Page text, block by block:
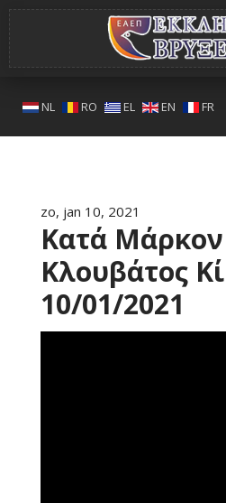
NL RO EL EN FR
zo, jan 10, 2021
Κατά Μάρκον
Κλουβάτος
10/01/2021